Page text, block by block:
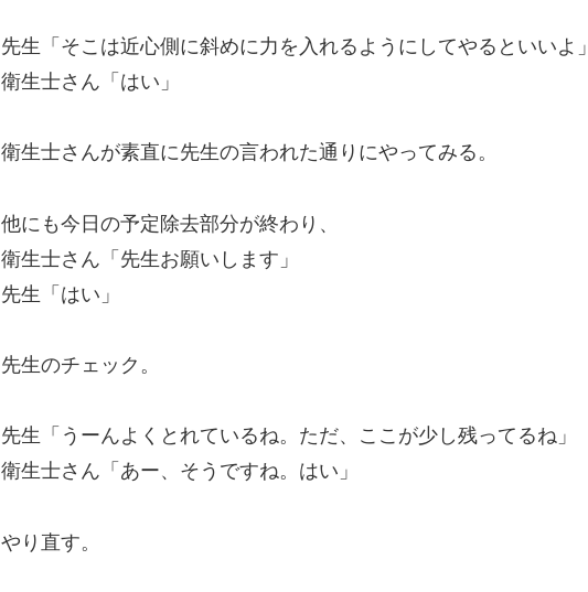
先生「そこは近心側に斜めに力を入れるようにしてやるといいよ」
衛生士さん「はい」
衛生士さんが素直に先生の言われた通りにやってみる。
他にも今日の予定除去部分が終わり、
衛生士さん「先生お願いします」
先生「はい」
先生のチェック。
先生「うーんよくとれているね。ただ、ここが少し残ってるね」
衛生士さん「あー、そうですね。はい」
やり直す。